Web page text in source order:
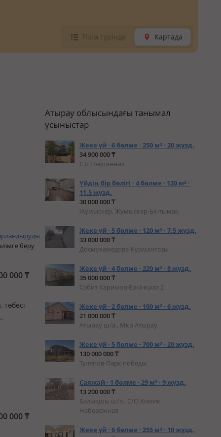
Тізім түрінде Картада
беру
000₸
000₸
Атырау облысындағы танымал
ұсыныстар
Жеке үй · 6 бөлме · 250 м² · 20 жүзд.
34 900 000 ₸
С.о Нефтянник
Үйдің бір бөлігі · 4 бөлме · 120 м² ·
11.5 жүзд.
30 000 000 ₸
Жұмыскер, Жумыскер-Ынтымақ
Жеке үй · 5 бөлме · 120 м² · 7.5 жүзд.
33 000 000 ₸
Досмухамедова-Курмангазы
Жеке үй · 4 бөлме · 220 м² · 8 жүзд.
35 000 000 ₸
Сабит Каримов-Еркінқала 2
Жеке үй · 2 бөлме · 100 м² · 6 жүзд.
21 000 000 ₸
Атырау ш/а., Мкр Атырау
Жеке үй · 5 бөлме · 700 м² · 20 жүзд.
130 000 000 ₸
Тулепов-Парк победы
Саяжай · 1 бөлме · 29 м² · 9 жүзд.
13 200 000 ₸
Балықшы ш/а., С/О Химик
Набережная
Жеке үй · 6 бөлме · 255 м² · 10 жүзд.